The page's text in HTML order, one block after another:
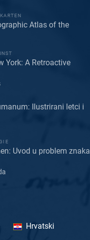
Atlas of the
York: A Retroactive
Ilustrirani letci i
Uvod u problem znaka
Hrvatski